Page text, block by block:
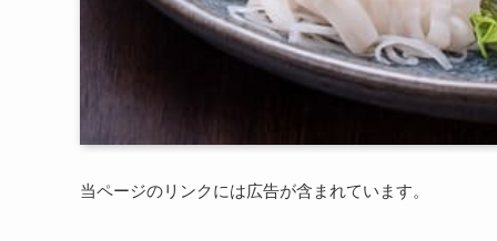
当ページのリンクには広告が含まれています。